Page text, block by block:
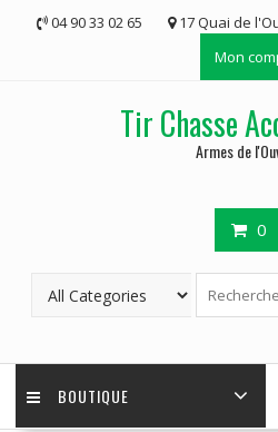
04 90 33 02 65
17 Quai de
Mon
Tir Chasse
Armes de
0
BOUTIQUE